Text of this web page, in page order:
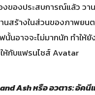
งของประสบการณ์แล้ว ว
นสร้างในส่วนของภาพย
นอาจจะไม่มากนัก ทำให้ยั
ห้กับแฟรนไชส์ Avatar
Ash หรือ อวตาร: อัค